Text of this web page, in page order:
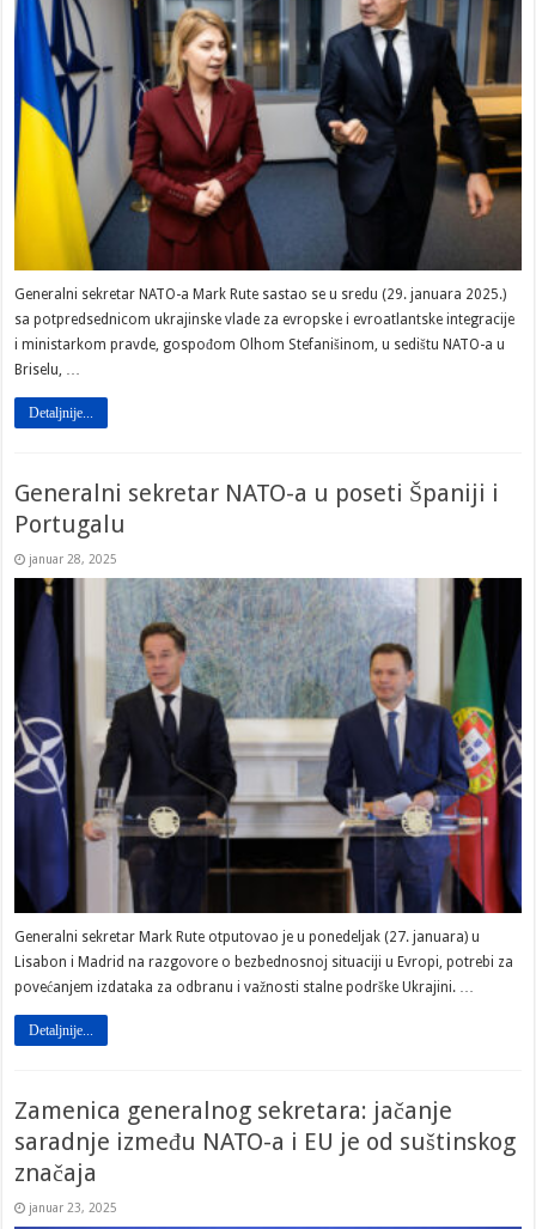
Generalni sekretar NATO-a Mark Rute sastao se u sredu (29. januara 2025.)
sa potpredsednicom ukrajinske vlade za evropske i evroatlantske integracije
i ministarkom pravde, gospođom Olhom Stefanišinom, u sedištu NATO-a u
Briselu, …
Detaljnije...
Generalni sekretar NATO-a u poseti Španiji i
Portugalu
januar 28, 2025
Generalni sekretar Mark Rute otputovao je u ponedeljak (27. januara) u
Lisabon i Madrid na razgovore o bezbednosnoj situaciji u Evropi, potrebi za
povećanjem izdataka za odbranu i važnosti stalne podrške Ukrajini. …
Detaljnije...
Zamenica generalnog sekretara: jačanje
saradnje između NATO-a i EU je od suštinskog
značaja
januar 23, 2025